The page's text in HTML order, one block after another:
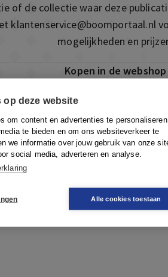
op deze website
om content en advertenties te
te bieden en om ons websiteverkeer te
we informatie over jouw gebruik van onze
social media, adverteren en analyse.
Alle cookies toestaan
of de collectie waar deze
klantenservice@boomportaal.nl
mogelijkheden en
Kopen in de webshop
is ook te vinden in onze
om direct toegang te
Naar de webshop